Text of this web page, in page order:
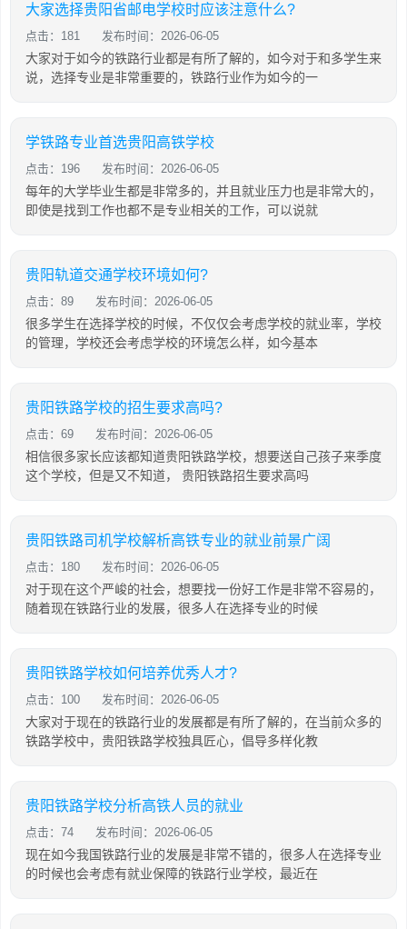
大家选择贵阳省邮电学校时应该注意什么?
点击：181 发布时间：2026-06-05
大家对于如今的铁路行业都是有所了解的，如今对于和多学生来
说，选择专业是非常重要的，铁路行业作为如今的一
学铁路专业首选贵阳高铁学校
点击：196 发布时间：2026-06-05
每年的大学毕业生都是非常多的，并且就业压力也是非常大的，
即使是找到工作也都不是专业相关的工作，可以说就
贵阳轨道交通学校环境如何?
点击：89 发布时间：2026-06-05
很多学生在选择学校的时候，不仅仅会考虑学校的就业率，学校
的管理，学校还会考虑学校的环境怎么样，如今基本
贵阳铁路学校的招生要求高吗?
点击：69 发布时间：2026-06-05
相信很多家长应该都知道贵阳铁路学校，想要送自己孩子来季度
这个学校，但是又不知道， 贵阳铁路招生要求高吗
贵阳铁路司机学校解析高铁专业的就业前景广阔
点击：180 发布时间：2026-06-05
对于现在这个严峻的社会，想要找一份好工作是非常不容易的，
随着现在铁路行业的发展，很多人在选择专业的时候
贵阳铁路学校如何培养优秀人才?
点击：100 发布时间：2026-06-05
大家对于现在的铁路行业的发展都是有所了解的，在当前众多的
铁路学校中，贵阳铁路学校独具匠心，倡导多样化教
贵阳铁路学校分析高铁人员的就业
点击：74 发布时间：2026-06-05
现在如今我国铁路行业的发展是非常不错的，很多人在选择专业
的时候也会考虑有就业保障的铁路行业学校，最近在